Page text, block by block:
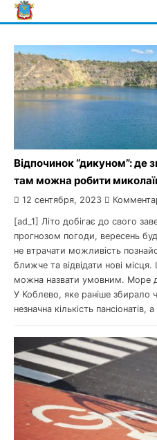
Skip
to
Відпочинок “дикуном”: де
там можна робити
12 сентября, 2023
[ad_1] Літо добігає до свого
прогнозом погоди, вересень
не втрачати можливість
ближче та відвідати нові
можна назвати умовним. Море
У Коблево, яке раніше збирало
незначна кількість пансіонатів,